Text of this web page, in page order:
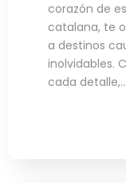
corazón de
catalana, te
a destinos
inolvidables.
cada detalle,…